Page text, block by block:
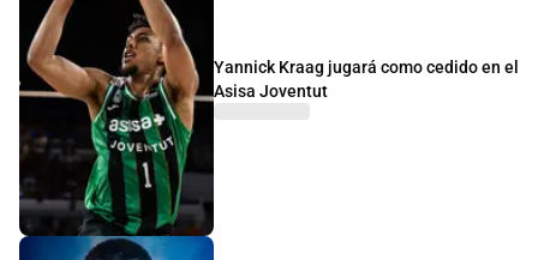
Yannick Kraag jugará como cedido en el
Asisa Joventut